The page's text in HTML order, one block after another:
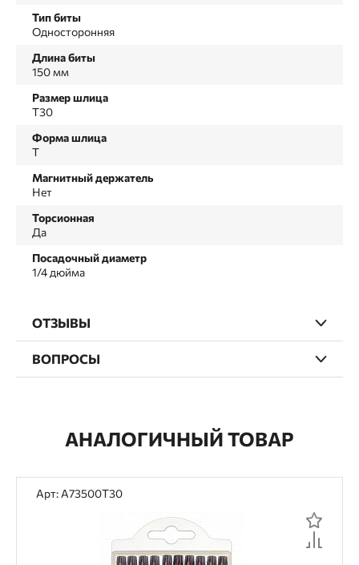
Тип биты
Односторонняя
Длина биты
150 мм
Размер шлица
T30
Форма шлица
T
Магнитный держатель
Нет
Торсионная
Да
Посадочный диаметр
1/4 дюйма
ОТЗЫВЫ
ВОПРОСЫ
АНАЛОГИЧНЫЙ ТОВАР
Арт: A73500T30